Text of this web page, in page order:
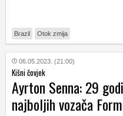
Brazil Otok zmija
06.05.2023. (21:00)
Kišni čovjek
Ayrton Senna: 29
najboljih vozača